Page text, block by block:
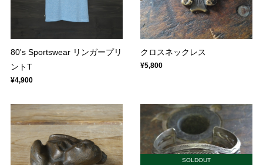
80's Sportswear リンガープリ
ントT
¥4,900
クロスネックレス
¥5,800
SOLDOUT